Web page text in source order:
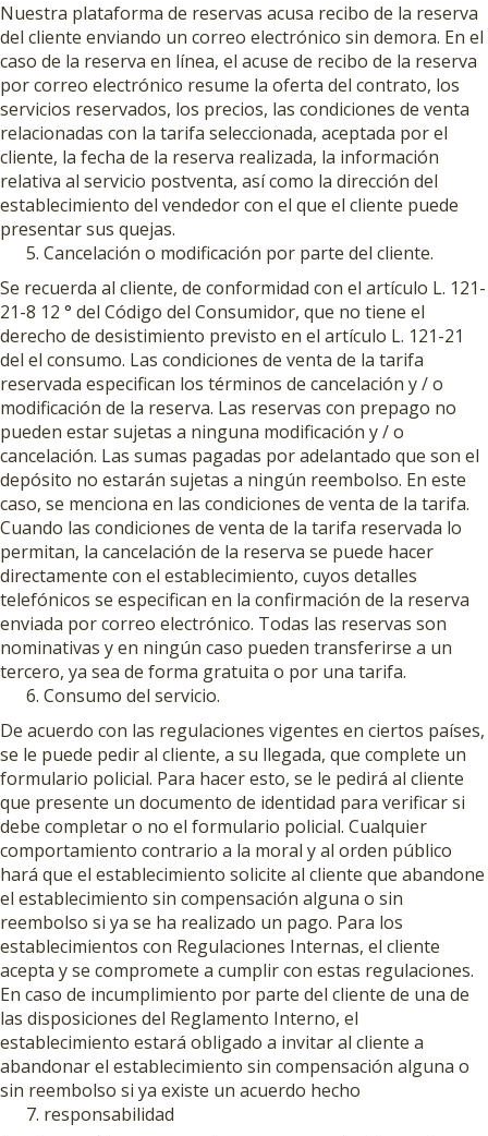
Nuestra plataforma de reservas acusa recibo de la reserva
del cliente enviando un correo electrónico sin demora. En el
caso de la reserva en línea, el acuse de recibo de la reserva
por correo electrónico resume la oferta del contrato, los
servicios reservados, los precios, las condiciones de venta
relacionadas con la tarifa seleccionada, aceptada por el
cliente, la fecha de la reserva realizada, la información
relativa al servicio postventa, así como la dirección del
establecimiento del vendedor con el que el cliente puede
presentar sus quejas.
Cancelación o modificación por parte del cliente.
Se recuerda al cliente, de conformidad con el artículo L. 121-
21-8 12 ° del Código del Consumidor, que no tiene el
derecho de desistimiento previsto en el artículo L. 121-21
del el consumo. Las condiciones de venta de la tarifa
reservada especifican los términos de cancelación y / o
modificación de la reserva. Las reservas con prepago no
pueden estar sujetas a ninguna modificación y / o
cancelación. Las sumas pagadas por adelantado que son el
depósito no estarán sujetas a ningún reembolso. En este
caso, se menciona en las condiciones de venta de la tarifa.
Cuando las condiciones de venta de la tarifa reservada lo
permitan, la cancelación de la reserva se puede hacer
directamente con el establecimiento, cuyos detalles
telefónicos se especifican en la confirmación de la reserva
enviada por correo electrónico. Todas las reservas son
nominativas y en ningún caso pueden transferirse a un
tercero, ya sea de forma gratuita o por una tarifa.
Consumo del servicio.
De acuerdo con las regulaciones vigentes en ciertos países,
se le puede pedir al cliente, a su llegada, que complete un
formulario policial. Para hacer esto, se le pedirá al cliente
que presente un documento de identidad para verificar si
debe completar o no el formulario policial. Cualquier
comportamiento contrario a la moral y al orden público
hará que el establecimiento solicite al cliente que abandone
el establecimiento sin compensación alguna o sin
reembolso si ya se ha realizado un pago. Para los
establecimientos con Regulaciones Internas, el cliente
acepta y se compromete a cumplir con estas regulaciones.
En caso de incumplimiento por parte del cliente de una de
las disposiciones del Reglamento Interno, el
establecimiento estará obligado a invitar al cliente a
abandonar el establecimiento sin compensación alguna o
sin reembolso si ya existe un acuerdo hecho
responsabilidad